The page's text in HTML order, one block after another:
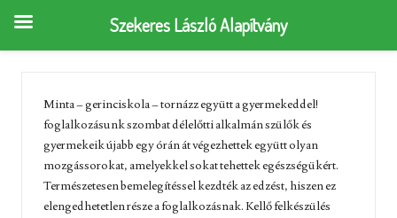
Minta – gerinciskola – tornázz együtt a gyermekeddel!
foglalkozásunk szombat délelőtti alkalmán szülők és
gyermekeik újabb egy órán át végezhettek együtt olyan
mozgássorokat, amelyekkel sokat tehettek egészségükért.
Természetesen bemelegítéssel kezdték az edzést, hiszen ez
elengedhetetlen része a foglalkozásnak. Kellő felkészülés
Szekeres László Alapítvány